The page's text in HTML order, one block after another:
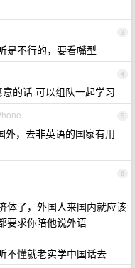
3
是不行的，要看嘴型
4
的话 可以组队一起学习
5
外，去非英语的国家有用
6
体了，外国人来国内就应该
要求你陪他说外语
不懂就老实学中国话去